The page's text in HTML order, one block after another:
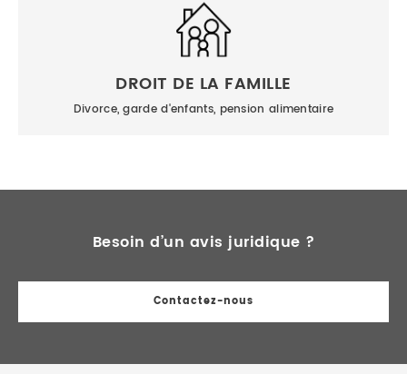
DROIT DE LA FAMILLE
Divorce, garde d'enfants, pension alimentaire
Besoin d’un avis juridique ?
Contactez-nous